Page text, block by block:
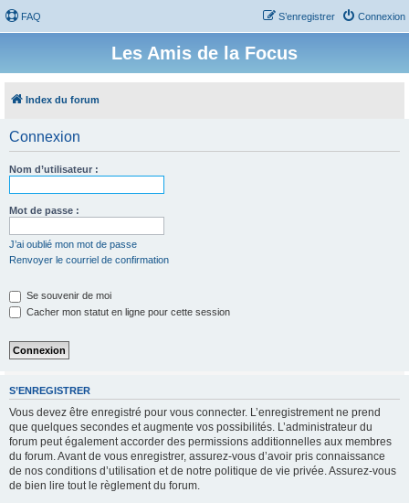
FAQ Connexion
S’enregistrer
Les Amis de la Focus
Index du forum
Connexion
Nom d’utilisateur :
Mot de passe :
J’ai oublié mon mot de passe
Renvoyer le courriel de confirmation
Se souvenir de moi
Cacher mon statut en ligne pour cette session
S’ENREGISTRER
Vous devez être enregistré pour vous connecter. L’enregistrement ne prend
que quelques secondes et augmente vos possibilités. L’administrateur du
forum peut également accorder des permissions additionnelles aux membres
du forum. Avant de vous enregistrer, assurez-vous d’avoir pris connaissance
de nos conditions d’utilisation et de notre politique de vie privée. Assurez-vous
de bien lire tout le règlement du forum.